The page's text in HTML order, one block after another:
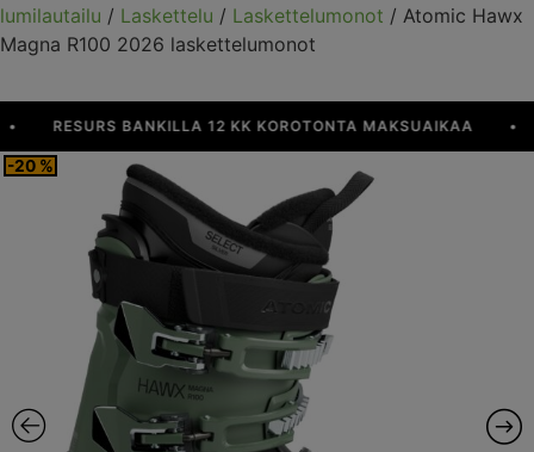
lumilautailu / Laskettelu / Laskettelumonot / Atomic Hawx
Magna R100 2026 laskettelumonot
RESURS BANKILLA 12 KK KOROTONTA MAKSUAIKAA
-20 %